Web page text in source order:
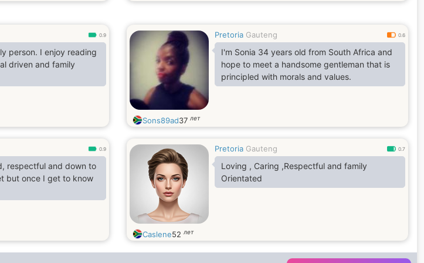
0.9
driven and family
Pretoria Gauteng 0.6
I'm Sonia 34 years old from South Africa and
hope to meet a handsome gentleman that is
principled with morals and values.
Sons89ad37 лет
0.9
respectful and down to
but once I get to know
Pretoria Gauteng 0.7
Loving , Caring ,Respectful and family
Orientated
Caslene52 лет